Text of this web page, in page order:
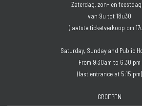
Zaterdag, zon- en
van 9u tot 18u30
(laatste ticketverkoop om
Saturday, Sunday and Public
From 9.30am to 6.30 pm
(last entrance at 5:15 pm)
GROEPEN